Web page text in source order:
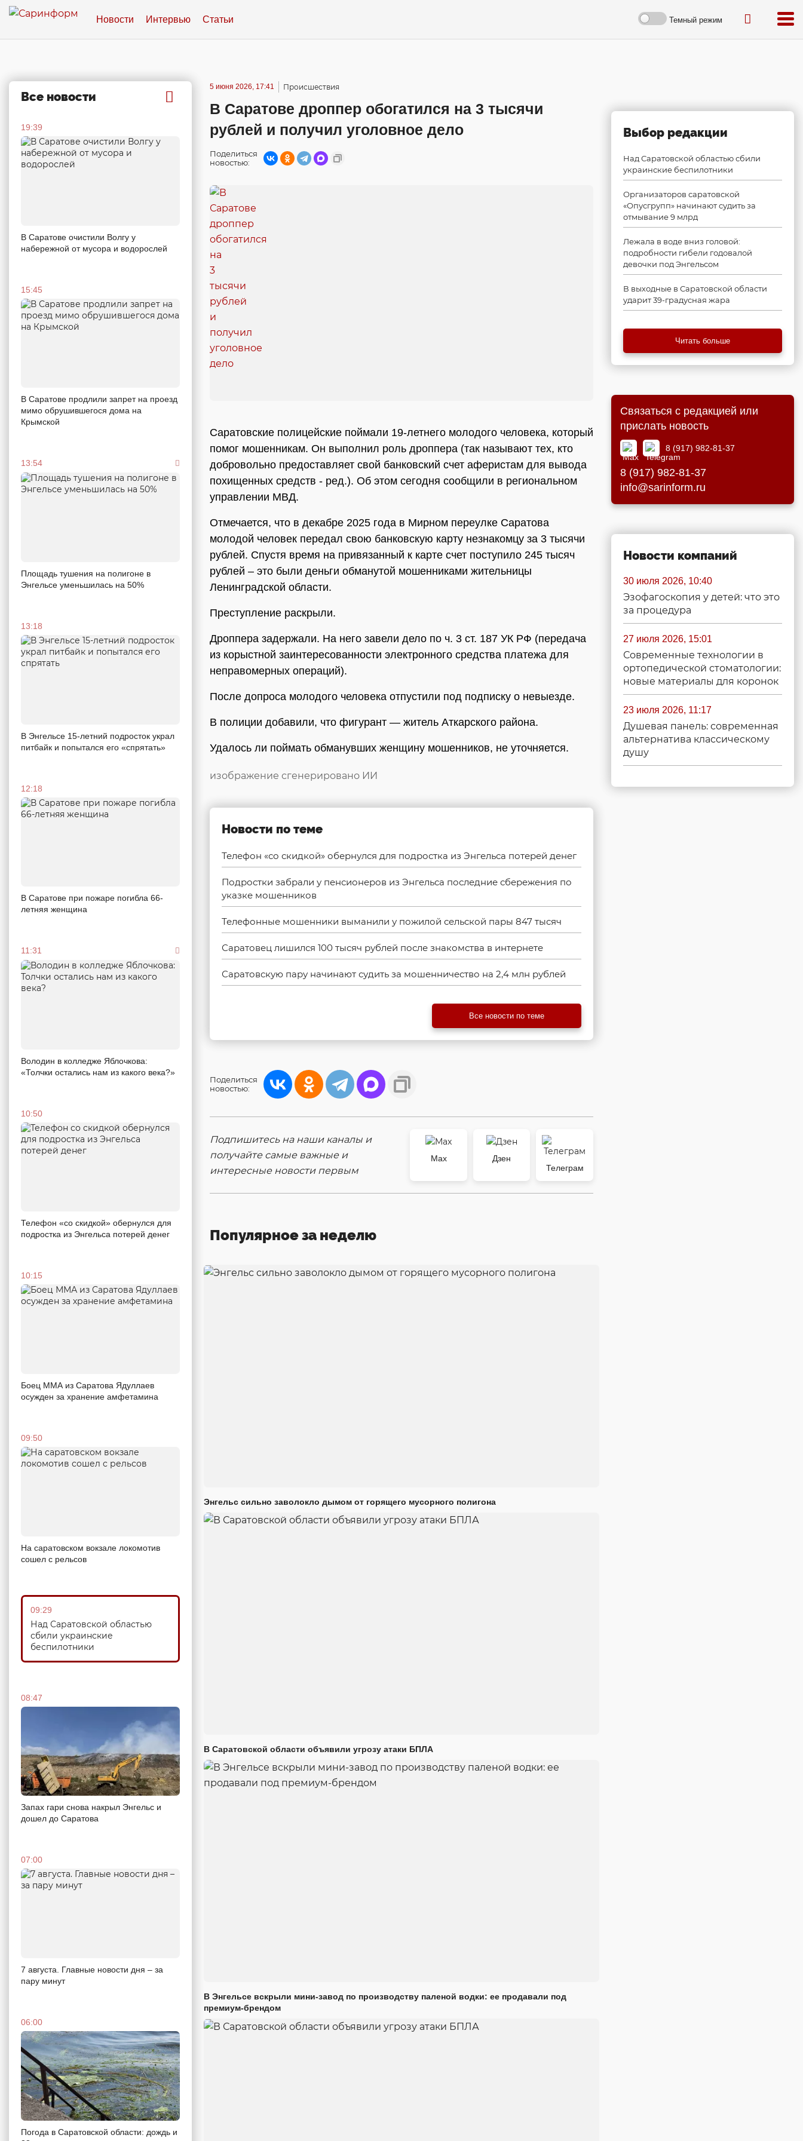
Новости Интервью Статьи Темный режим
Все новости
19:39
В Саратове очистили Волгу у
набережной от мусора и водорослей
15:45
В Саратове продлили запрет на проезд
мимо обрушившегося дома на
Крымской
13:54
Площадь тушения на полигоне в
Энгельсе уменьшилась на 50%
13:18
В Энгельсе 15-летний подросток украл
питбайк и попытался его «спрятать»
12:18
В Саратове при пожаре погибла 66-
летняя женщина
11:31
Володин в колледже Яблочкова:
«Толчки остались нам из какого века?»
10:50
Телефон «со скидкой» обернулся для
подростка из Энгельса потерей денег
10:15
Боец ММА из Саратова Ядуллаев
осужден за хранение амфетамина
09:50
На саратовском вокзале локомотив
сошел с рельсов
09:29
Над Саратовской областью
сбили украинские
беспилотники
08:47
Запах гари снова накрыл Энгельс и
дошел до Саратова
07:00
7 августа. Главные новости дня – за
пару минут
06:00
Погода в Саратовской области: дождь и
5 июня 2026, 17:41 Происшествия
В Саратове дроппер обогатился на 3 тысячи
рублей и получил уголовное дело
Поделиться
новостью:
Саратовские полицейские поймали 19-летнего молодого человека, который
помог мошенникам. Он выполнил роль дроппера (так называют тех, кто
добровольно предоставляет свой банковский счет аферистам для вывода
похищенных средств - ред.). Об этом сегодня сообщили в региональном
управлении МВД.
Отмечается, что в декабре 2025 года в Мирном переулке Саратова
молодой человек передал свою банковскую карту незнакомцу за 3 тысячи
рублей. Спустя время на привязанный к карте счет поступило 245 тысяч
рублей – это были деньги обманутой мошенниками жительницы
Ленинградской области.
Преступление раскрыли.
Дроппера задержали. На него завели дело по ч. 3 ст. 187 УК РФ (передача
из корыстной заинтересованности электронного средства платежа для
неправомерных операций).
После допроса молодого человека отпустили под подписку о невыезде.
В полиции добавили, что фигурант — житель Аткарского района.
Удалось ли поймать обманувших женщину мошенников, не уточняется.
изображение сгенерировано ИИ
Новости по теме
Телефон «со скидкой» обернулся для подростка из Энгельса потерей денег
Подростки забрали у пенсионеров из Энгельса последние сбережения по
указке мошенников
Телефонные мошенники выманили у пожилой сельской пары 847 тысяч
Саратовец лишился 100 тысяч рублей после знакомства в интернете
Саратовскую пару начинают судить за мошенничество на 2,4 млн рублей
Все новости по теме
Поделиться
новостью:
Подпишитесь на наши каналы и
получайте самые важные и
интересные новости первым
Max
Дзен
Телеграм
Популярное за неделю
Энгельс сильно заволокло дымом от горящего мусорного полигона
В Саратовской области объявили угрозу атаки БПЛА
В Энгельсе вскрыли мини-завод по производству паленой водки: ее продавали под
премиум-брендом
Выбор редакции
Над Саратовской областью сбили
украинские беспилотники
Организаторов саратовской
«Опусгрупп» начинают судить за
отмывание 9 млрд
Лежала в воде вниз головой:
подробности гибели годовалой
девочки под Энгельсом
В выходные в Саратовской области
ударит 39-градусная жара
Читать больше
Связаться с редакцией или
прислать новость
8 (917) 982-81-37
8 (917) 982-81-37
info@sarinform.ru
Новости компаний
30 июля 2026, 10:40
Эзофагоскопия у детей: что это
за процедура
27 июля 2026, 15:01
Современные технологии в
ортопедической стоматологии:
новые материалы для коронок
23 июля 2026, 11:17
Душевая панель: современная
альтернатива классическому
душу